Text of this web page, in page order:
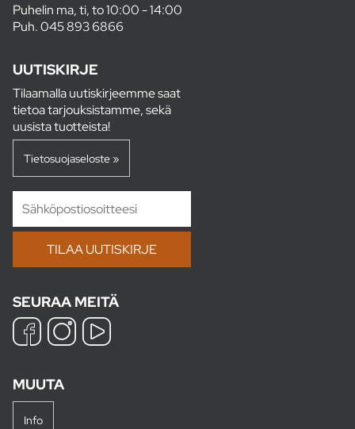
Puhelin ma, ti, to 10:00 - 14:00
Puh.045 893 6866
UUTISKIRJE
Tilaamalla uutiskirjeemme saat
tietoa tarjouksistamme, sekä
uusista tuotteista!
Tietosuojaseloste »
SEURAA MEITÄ
MUUTA
Info